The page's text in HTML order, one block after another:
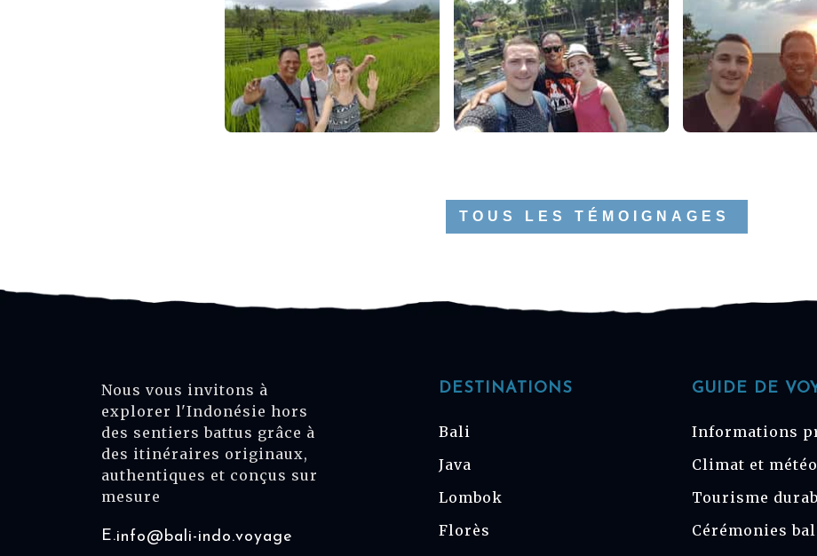
TOUS LES TÉMOIGNAGES
Nous vous invitons à
explorer l'Indonésie hors
des sentiers battus grâce à
des itinéraires originaux,
authentiques et conçus sur
mesure
E.info@bali-indo.voyage
DESTINATIONS
Bali
Java
Lombok
Florès
GUIDE DE
Informations
Climat et météo
Tourisme
Cérémonies